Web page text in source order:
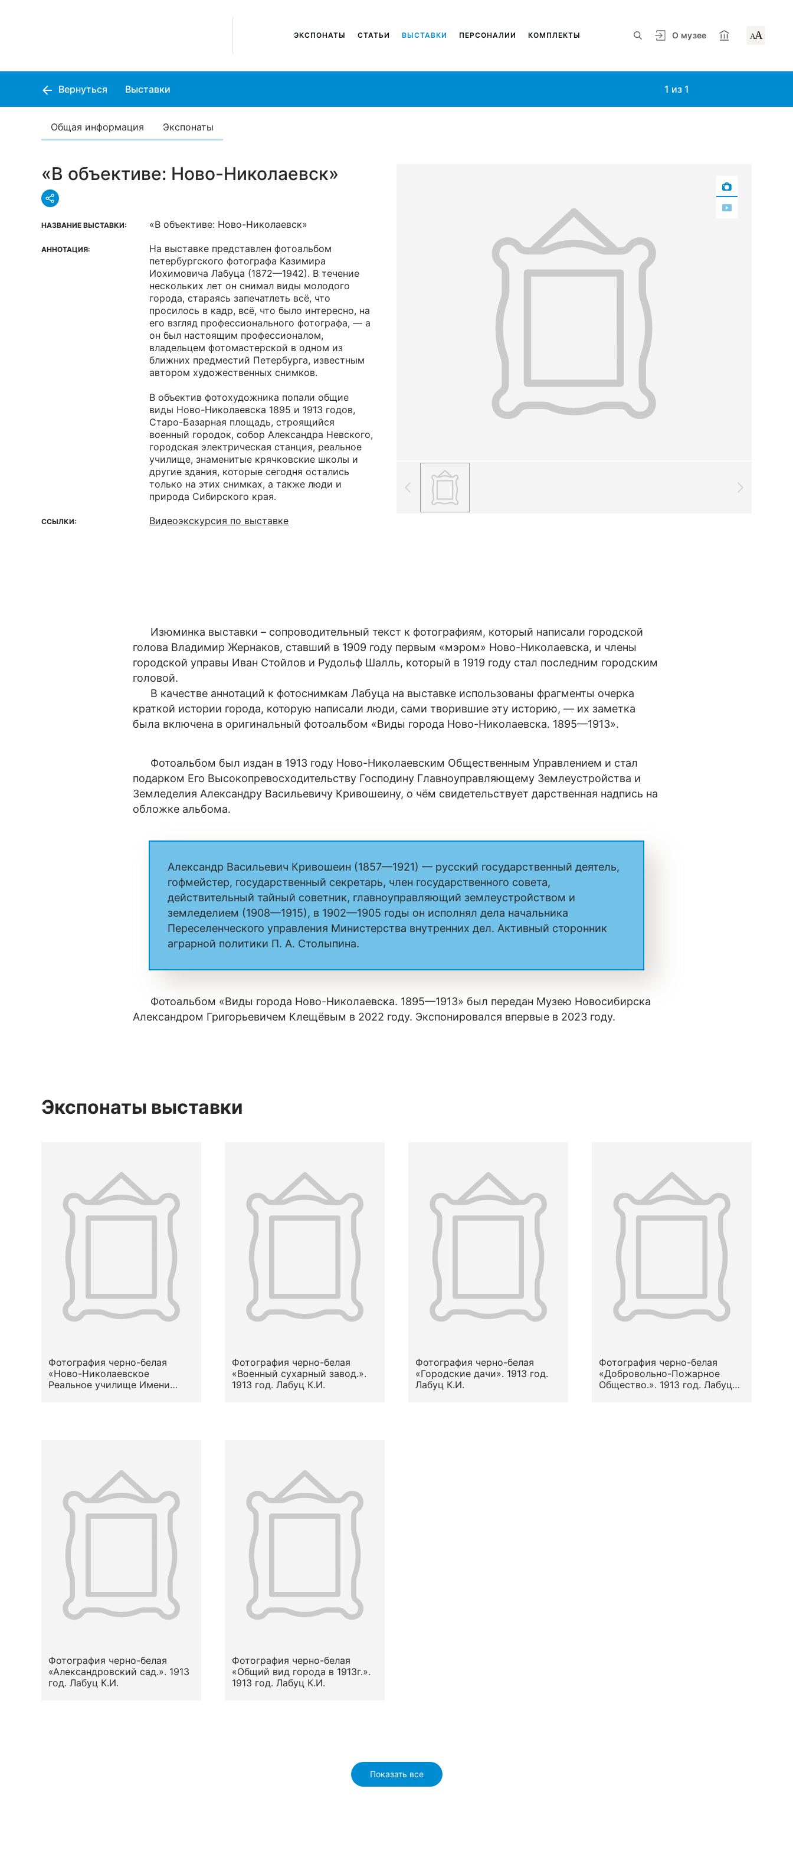
О музее АА
ЭКСПОНАТЫ СТАТЬИ ВЫСТАВКИ ПЕРСОНАЛИИ КОМПЛЕКТЫ
Вернуться Выставки 1 из 1
Общая информация Экспонаты
«В объективе: Ново-Николаевск»
НАЗВАНИЕ ВЫСТАВКИ: «В объективе: Ново-Николаевск»
АННОТАЦИЯ:
На выставке представлен фотоальбом
петербургского фотографа Казимира
Иохимовича Лабуца (1872—1942). В течение
нескольких лет он снимал виды молодого
города, стараясь запечатлеть всё, что
просилось в кадр, всё, что было интересно, на
его взгляд профессионального фотографа, — а
он был настоящим профессионалом,
владельцем фотомастерской в одном из
ближних предместий Петербурга, известным
автором художественных снимков.
В объектив фотохудожника попали общие
виды Ново-Николаевска 1895 и 1913 годов,
Старо-Базарная площадь, строящийся
военный городок, собор Александра Невского,
городская электрическая станция, реальное
училище, знаменитые крячковские школы и
другие здания, которые сегодня остались
только на этих снимках, а также люди и
природа Сибирского края.
ССЫЛКИ: Видеоэкскурсия по выставке
Изюминка выставки – сопроводительный текст к фотографиям, который написали городской
голова Владимир Жернаков, ставший в 1909 году первым «мэром» Ново-Николаевска, и члены
городской управы Иван Стойлов и Рудольф Шалль, который в 1919 году стал последним городским
головой.
В качестве аннотаций к фотоснимкам Лабуца на выставке использованы фрагменты очерка
краткой истории города, которую написали люди, сами творившие эту историю, — их заметка
была включена в оригинальный фотоальбом «Виды города Ново-Николаевска. 1895—1913».
Фотоальбом был издан в 1913 году Ново-Николаевским Общественным Управлением и стал
подарком Его Высокопревосходительству Господину Главноуправляющему Землеустройства и
Земледелия Александру Васильевичу Кривошеину, о чём свидетельствует дарственная надпись на
обложке альбома.
Александр Васильевич Кривошеин (1857—1921) — русский государственный деятель,
гофмейстер, государственный секретарь, член государственного совета,
действительный тайный советник, главноуправляющий землеустройством и
земледелием (1908—1915), в 1902—1905 годы он исполнял дела начальника
Переселенческого управления Министерства внутренних дел. Активный сторонник
аграрной политики П. А. Столыпина.
Фотоальбом «Виды города Ново-Николаевска. 1895—1913» был передан Музею Новосибирска
Александром Григорьевичем Клещёвым в 2022 году. Экспонировался впервые в 2023 году.
Экспонаты выставки
Фотография черно-белая
«Ново-Николаевское
Реальное училище Имени
Фотография черно-белая
«Военный сухарный завод.».
1913 год. Лабуц К.И.
Фотография черно-белая
«Городские дачи». 1913 год.
Лабуц К.И.
Фотография черно-белая
«Добровольно-Пожарное
Общество.». 1913 год. Лабуц
Фотография черно-белая
«Александровский сад.». 1913
год. Лабуц К.И.
Фотография черно-белая
«Общий вид города в 1913г.».
1913 год. Лабуц К.И.
Показать все